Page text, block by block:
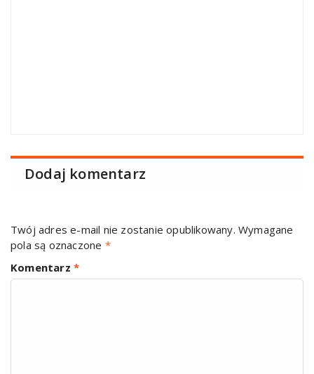
Dodaj komentarz
Twój adres e-mail nie zostanie opublikowany. Wymagane
pola są oznaczone *
Komentarz *